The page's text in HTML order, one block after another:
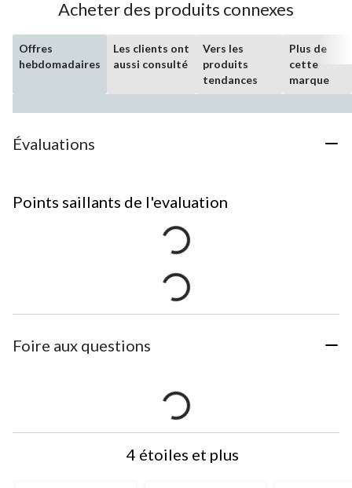
Acheter des produits connexes
Offres
hebdomadaires
Les clients ont
aussi consulté
Vers les
produits
tendances
Plus de
cette
marque
Évaluations
Points saillants de l'evaluation
Foire aux questions
4 étoiles et plus